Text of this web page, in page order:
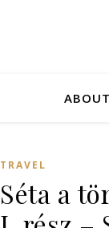
TRAVEL
Séta a